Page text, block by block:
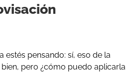
estés pensando: sí, eso de la
pero ¿cómo puedo aplicarla